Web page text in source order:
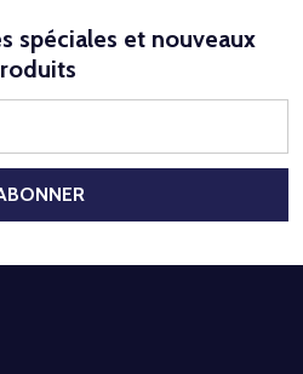
spéciales et nouveaux